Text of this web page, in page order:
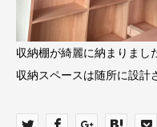
収納棚が綺麗に納まりまし
収納スペースは随所に設計